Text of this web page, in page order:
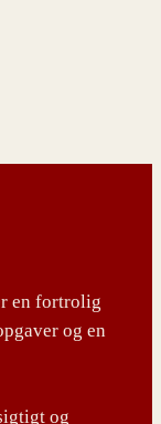
en fortrolig
og en
og